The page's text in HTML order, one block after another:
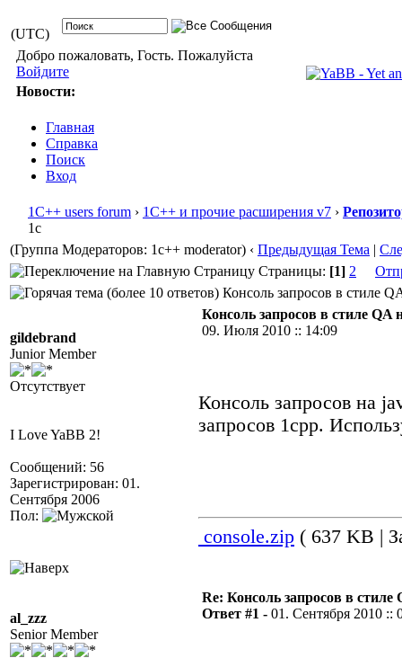
(UTC)
Добро пожаловать, Гость. Пожалуйста
Войдите
Новости:
Главная
Справка
Поиск
Вход
1С++ users forum › 1С++ и прочие расширения v7 ›
1с
(Группа Модераторов: 1c++ moderator) ‹ Предыдущая Тема |
Страницы: [1] 2
Консоль запросов в стиле
gildebrand
Junior Member
Отсутствует
I Love YaBB 2!
Сообщений: 56
Зарегистрирован: 01.
Сентября 2006
Пол:
Консоль запросов в стиле QA
09. Июля 2010 :: 14:09
Консоль запросов на
запросов 1cpp.
console.zip ( 637 KB |
al_zzz
Senior Member
Re: Консоль запросов в стиле
Ответ #1 - 01. Сентября 2010 ::